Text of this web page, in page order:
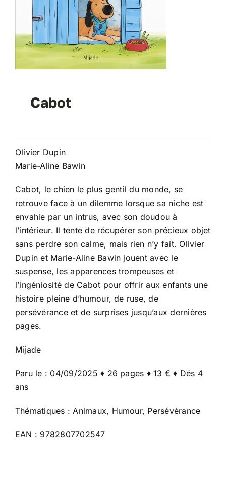
Cabot
Olivier Dupin
Marie-Aline Bawin
Cabot, le chien le plus gentil du monde, se
retrouve face à un dilemme lorsque sa niche est
envahie par un intrus, avec son doudou à
l’intérieur. Il tente de récupérer son précieux objet
sans perdre son calme, mais rien n’y fait. Olivier
Dupin et Marie-Aline Bawin jouent avec le
suspense, les apparences trompeuses et
l’ingéniosité de Cabot pour offrir aux enfants une
histoire pleine d’humour, de ruse, de
persévérance et de surprises jusqu’aux dernières
pages.
Mijade
Paru le : 04/09/2025 ♦ 26 pages ♦ 13 € ♦ Dés 4
ans
Thématiques : Animaux, Humour, Persévérance
EAN : 9782807702547